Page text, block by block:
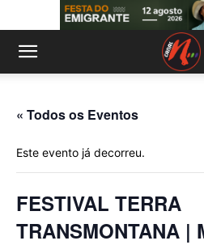
« Todos os Eventos
Este evento já decorreu.
FESTIVAL TERRA
TRANSMONTANA |